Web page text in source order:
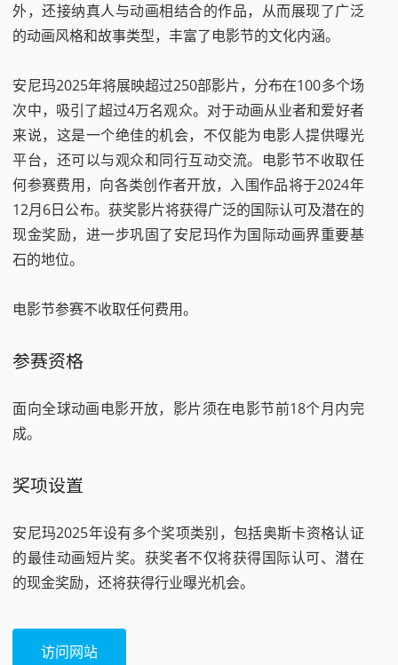
外，还接纳真人与动画相结合的作品，从而展现了广泛
的动画风格和故事类型，丰富了电影节的文化内涵。
安尼玛2025年将展映超过250部影片，分布在100多个场
次中，吸引了超过4万名观众。对于动画从业者和爱好者
来说，这是一个绝佳的机会，不仅能为电影人提供曝光
平台，还可以与观众和同行互动交流。电影节不收取任
何参赛费用，向各类创作者开放，入围作品将于2024年
12月6日公布。获奖影片将获得广泛的国际认可及潜在的
现金奖励，进一步巩固了安尼玛作为国际动画界重要基
石的地位。
电影节参赛不收取任何费用。
参赛资格
面向全球动画电影开放，影片须在电影节前18个月内完
成。
奖项设置
安尼玛2025年设有多个奖项类别，包括奥斯卡资格认证
的最佳动画短片奖。获奖者不仅将获得国际认可、潜在
的现金奖励，还将获得行业曝光机会。
访问网站